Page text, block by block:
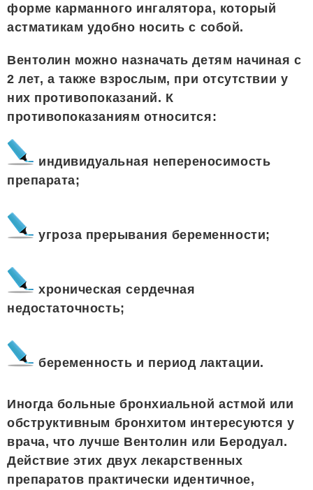
форме карманного ингалятора, который
астматикам удобно носить с собой.
Вентолин можно назначать детям начиная с
2 лет, а также взрослым, при отсутствии у
них противопоказаний. К
противопоказаниям относится:
индивидуальная непереносимость
препарата;
угроза прерывания беременности;
хроническая сердечная
недостаточность;
беременность и период лактации.
Иногда больные бронхиальной астмой или
обструктивным бронхитом интересуются у
врача, что лучше Вентолин или Беродуал.
Действие этих двух лекарственных
препаратов практически идентичное,